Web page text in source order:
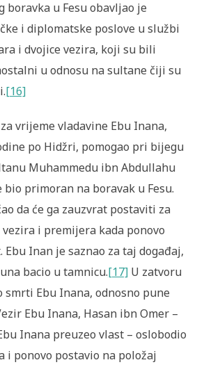
boravka u Fesu obavljao je
i diplomatske poslove u službi
i dvojice vezira, koji su bili
u odnosu na sultane čiji su
[16]
vrijeme vladavine Ebu Inana,
po Hidžri, pomogao pri bijegu
Muhammedu ibn Abdullahu
primoran na boravak u Fesu.
da će ga zauzvrat postaviti za
vezira i premijera kada ponovo
Ebu Inan je saznao za taj događaj,
bacio u tamnicu.[17]U zatvoru
smrti Ebu Inana, odnosno pune
Ebu Inana, Hasan ibn Omer –
Inana preuzeo vlast – oslobodio
i ponovo postavio na položaj